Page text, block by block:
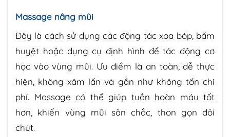
Massage nâng mũi
Đây là cách sử dụng các động tác xoa bóp, bấm
huyệt hoặc dụng cụ định hình để tác động cơ
học vào vùng mũi. Ưu điểm là an toàn, dễ thực
hiện, không xâm lấn và gần như không tốn chi
phí. Massage có thể giúp tuần hoàn máu tốt
hơn, khiến vùng mũi săn chắc, thon gọn đôi
chút.